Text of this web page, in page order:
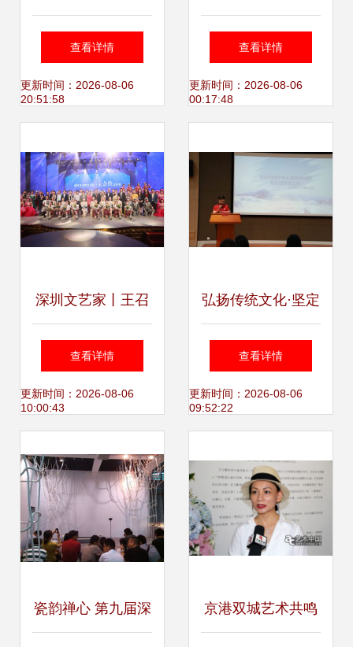
开展入党积极分子
志愿清扫活动
查看详情
更新时间：2026-08-06
20:51:58
告部 点亮本土文化
艺术交流新篇章
查看详情
更新时间：2026-08-06
00:17:48
深圳文艺家丨王召
杂技最本质的属性
就是带给人快乐
查看详情
更新时间：2026-08-06
10:00:43
弘扬传统文化·坚定
文化自信——建筑
与设计艺术学院总
文化艺术交流活动
方案
查看详情
更新时间：2026-08-06
09:52:22
瓷韵禅心 第九届深 京港双城艺术共鸣